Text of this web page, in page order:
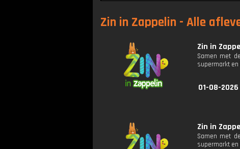
Zin in Zappelin - Alle
Zin in
Samen met
supermarkt
01-08-
Zin in
Samen met
supermarkt